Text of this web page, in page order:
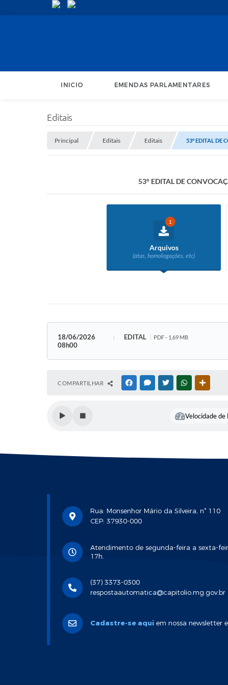
INICIO EMENDAS PARLAMENTARES
Editais
Principal Editais Editais 53° EDITAL DE
53° EDITAL DE
1
Arquivos
(atas, homologações, etc)
18/06/2026
08h00
EDITAL PDF - 1,69 MB
COMPARTILHAR FACEBOOKMESSENGER
TWITTERWHATSAPP
Velocidade de
Rua: Monsenhor Mário da Silveira, n° 110
CEP: 37930-000
Atendimento de segunda-feira a sexta-
17h.
(37) 3373-0300
respostaautomatica@capitolio.mg.gov.br
Cadastre-se aqui em nossa newsletter